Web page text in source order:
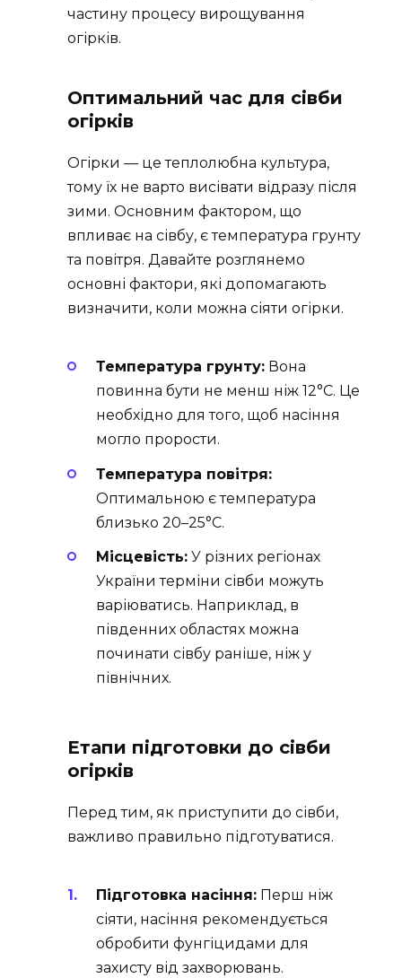
частину процесу вирощування
огірків.
Оптимальний час для сівби
огірків
Огірки — це теплолюбна культура,
тому їх не варто висівати відразу після
зими. Основним фактором, що
впливає на сівбу, є температура грунту
та повітря. Давайте розглянемо
основні фактори, які допомагають
визначити, коли можна сіяти огірки.
Температура грунту: Вона
повинна бути не менш ніж 12°C. Це
необхідно для того, щоб насіння
могло прорости.
Температура повітря:
Оптимальною є температура
близько 20–25°C.
Місцевість: У різних регіонах
України терміни сівби можуть
варіюватись. Наприклад, в
південних областях можна
починати сівбу раніше, ніж у
північних.
Етапи підготовки до сівби
огірків
Перед тим, як приступити до сівби,
важливо правильно підготуватися.
Підготовка насіння: Перш ніж
сіяти, насіння рекомендується
обробити фунгіцидами для
захисту від захворювань.